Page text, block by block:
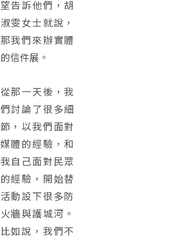
望告訴他們，胡
淑雯女士就說，
那我們來辦實體
的信件展。
從那一天後，我
們討論了很多細
節，以我們面對
媒體的經驗，和
我自己面對民眾
的經驗，開始替
活動設下很多防
火牆與護城河。
比如說，我們不